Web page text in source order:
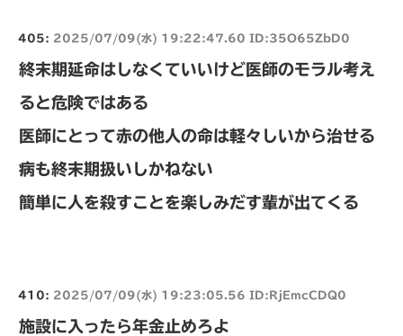
405: 2025/07/09(水) 19:22:47.60 ID:35O65ZbD0
終末期延命はしなくていいけど医師のモラル考え
ると危険ではある
医師にとって赤の他人の命は軽々しいから治せる
病も終末期扱いしかねない
簡単に人を殺すことを楽しみだす輩が出てくる
410: 2025/07/09(水) 19:23:05.56 ID:RjEmcCDQ0
施設に入ったら年金止めろよ